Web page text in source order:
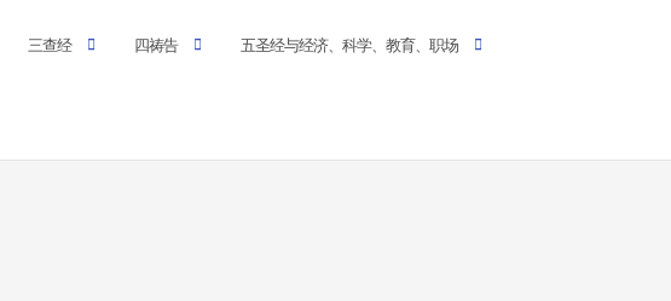
三查经 四祷告 五圣经与经济、科学、教育、职场